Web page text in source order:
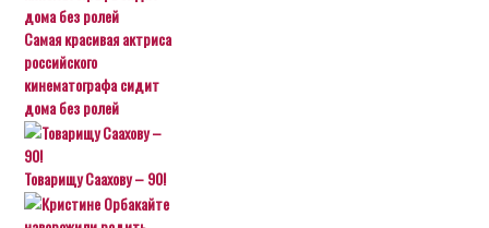
Самая красивая актриса
российского
кинематографа сидит
дома без ролей
Товарищу Саахову – 90!